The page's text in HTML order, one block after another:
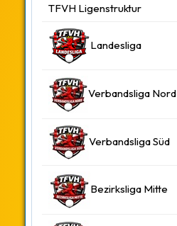
TFVH Ligenstruktur
Landesliga
Verbandsliga Nord
Verbandsliga Süd
Bezirksliga Mitte